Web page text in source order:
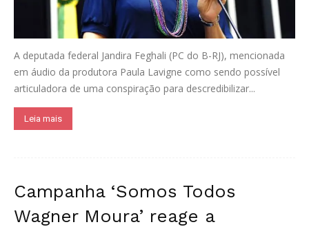
A deputada federal Jandira Feghali (PC do B-RJ), mencionada
em áudio da produtora Paula Lavigne como sendo possível
articuladora de uma conspiração para descredibilizar...
Leia mais
Campanha ‘Somos Todos
Wagner Moura’ reage a